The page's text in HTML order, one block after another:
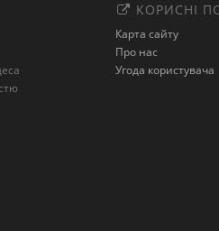
КОРИСНІ
Карта сайту
Про нас
Угода користувача